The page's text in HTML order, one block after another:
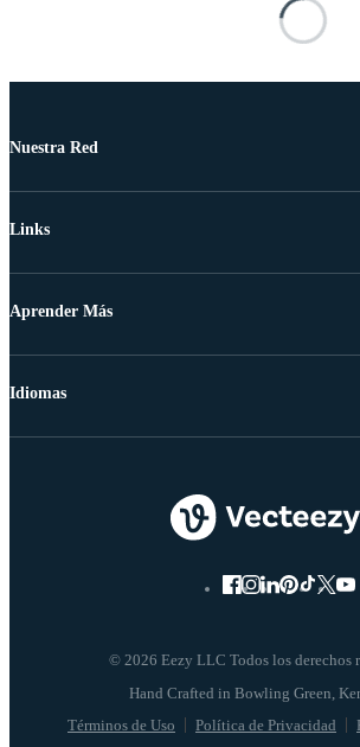
Nuestra Red
Links
Aprender Más
© 2026 Eezy LLC Todos los derechos
Términos de Uso Política de Privacidad
Idiomas